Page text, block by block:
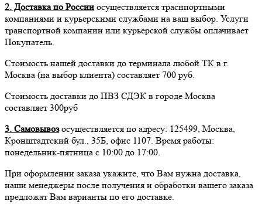
2. Доставка по России осуществляется траснпортными
компаниями и курьерскими службами на ваш выбор. Услуги
транспортной компании или курьерской службы оплачивает
Покупатель.
Стоимость нашей доставки до терминала любой ТК в г.
Москва (на выбор клиента) составляет 700 руб.
Стоимость доставки до ПВЗ СДЭК в городе Москва
составляет 300руб
3. Самовывозосуществляется по адресу: 125499, Москва,
Кронштадтский бул., 35Б, офис 1107. Время работы:
понедельник-пятница с 10:00 до 17:00.
При оформлении заказа укажите, что Вам нужна доставка,
наши менеджеры после получения и обработки вашего заказа
предложат Вам варианты по его доставке.